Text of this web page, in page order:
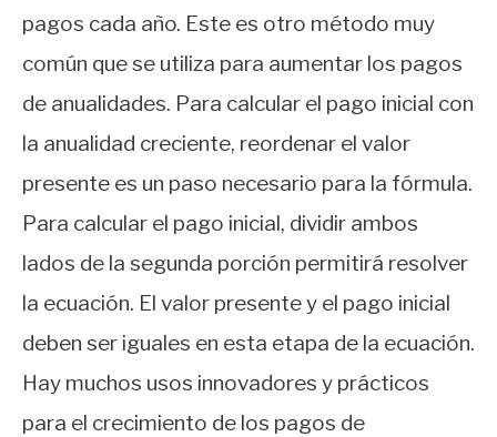
pagos cada año. Este es otro método muy
común que se utiliza para aumentar los pagos
de anualidades. Para calcular el pago inicial con
la anualidad creciente, reordenar el valor
presente es un paso necesario para la fórmula.
Para calcular el pago inicial, dividir ambos
lados de la segunda porción permitirá resolver
la ecuación. El valor presente y el pago inicial
deben ser iguales en esta etapa de la ecuación.
Hay muchos usos innovadores y prácticos
para el crecimiento de los pagos de